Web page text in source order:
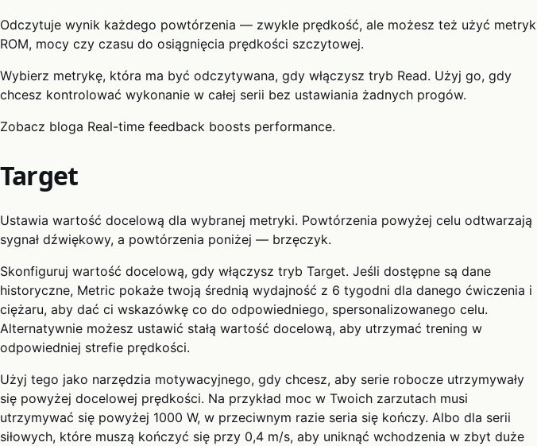
Odczytuje wynik każdego powtórzenia — zwykle prędkość, ale możesz też użyć metryk
ROM, mocy czy czasu do osiągnięcia prędkości szczytowej.
Wybierz metrykę, która ma być odczytywana, gdy włączysz tryb Read. Użyj go, gdy
chcesz kontrolować wykonanie w całej serii bez ustawiania żadnych progów.
Zobacz bloga Real-time feedback boosts performance.
Target
Ustawia wartość docelową dla wybranej metryki. Powtórzenia powyżej celu odtwarzają
sygnał dźwiękowy, a powtórzenia poniżej — brzęczyk.
Skonfiguruj wartość docelową, gdy włączysz tryb Target. Jeśli dostępne są dane
historyczne, Metric pokaże twoją średnią wydajność z 6 tygodni dla danego ćwiczenia i
ciężaru, aby dać ci wskazówkę co do odpowiedniego, spersonalizowanego celu.
Alternatywnie możesz ustawić stałą wartość docelową, aby utrzymać trening w
odpowiedniej strefie prędkości.
Użyj tego jako narzędzia motywacyjnego, gdy chcesz, aby serie robocze utrzymywały
się powyżej docelowej prędkości. Na przykład moc w Twoich zarzutach musi
utrzymywać się powyżej 1000 W, w przeciwnym razie seria się kończy. Albo dla serii
siłowych, które muszą kończyć się przy 0,4 m/s, aby uniknąć wchodzenia w zbyt duże